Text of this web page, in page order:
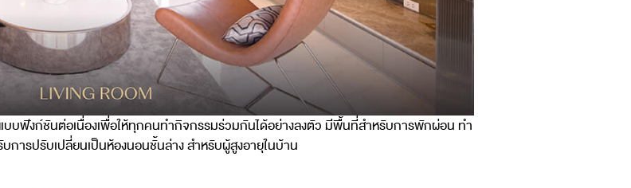
บฟังก์ชันต่อเนื่องเพื่อให้ทุกคนทำกิจกรรมร่วมกันได้อย่างลงตัว มีพื้นที่สำหรับการพักผ่อน ทำ
บการปรับเปลี่ยนเป็นห้องนอนชั้นล่าง สำหรับผู้สูงอายุในบ้าน